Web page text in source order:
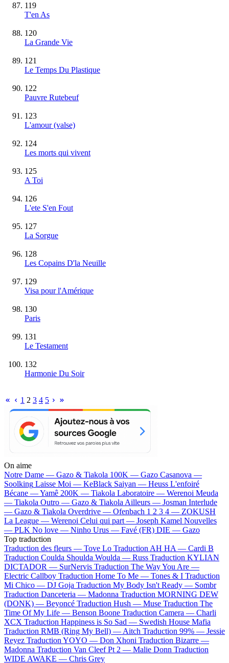
119
T'en As
120
La Grande Vie
121
Le Temps Du Plastique
122
Pauvre Rutebeuf
123
L'amour (valse)
124
Les morts qui vivent
125
A Toi
126
L'ete S'en Fout
127
La Sorgue
128
Les Copains D'la Neuille
129
Visa pour l'Amérique
130
Paris
131
Le Testament
132
Harmonie Du Soir
1 2 3 4 5
On aime
Notre Dame — Gazo & Tiakola 100K — Gazo Casanova —
Soolking Laisse Moi — KeBlack Saiyan — Heuss L'enfoiré
Bécane —Yamê 200K — Tiakola Laboratoire — Werenoi Meuda
— Tiakola Outro — Gazo & Tiakola Ailleurs — Josman Interlude
— Gazo & Tiakola Overdrive — Ofenbach 1 2 3 4 — ZOKUSH
La League — Werenoi Celui qui part — Joseph Kamel Nouvelles
— PLK No love — Ninho Urus — Favé (FR) DIE — Gazo
Top traduction
Traduction des fleurs — Tove Lo Traduction AH HA — Cardi B
Traduction Coulda Shoulda Woulda — Russ Traduction KYLIAN
DICTADOR — SurNervis Traduction The Way You Are —
Electric Callboy Traduction Home To Me — Tones & I Traduction
Mi Chico — DJ Goja Traduction My Body Isn't Ready — Sombr
Traduction Danceteria — Madonna Traduction MORNING DEW
(DONK) — Beyoncé Traduction Hush — Muse Traduction The
Time Of My Life — Benson Boone Traduction Camera — Charli
XCX Traduction Happiness is So Sad — Swedish House Mafia
Traduction RMB (Ring My Bell) — Aitch Traduction 99% — Jessie
Reyez Traduction YOYO — Don Xhoni Traduction Bizarre —
Madonna Traduction Van Cleef Pt 2 — Malie Donn Traduction
WIDE AWAKE — Chris Grey